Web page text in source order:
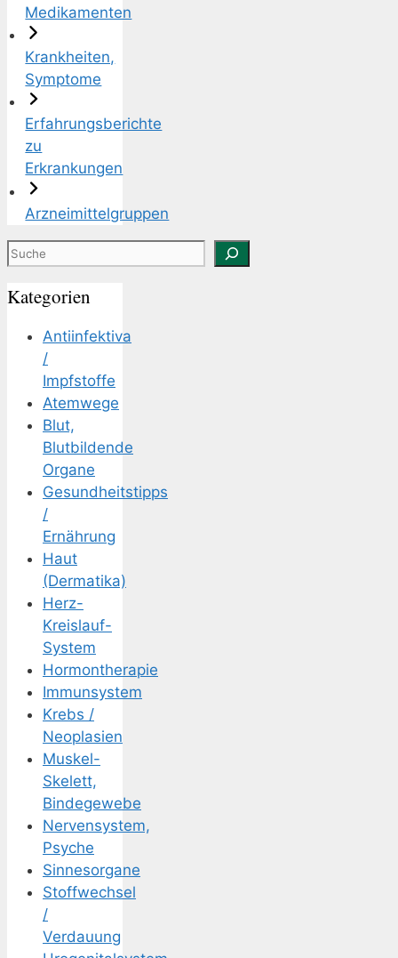
Medikamenten
Krankheiten,
Symptome
Erfahrungsberichte
zu
Erkrankungen
Arzneimittelgruppen
Suchen
Kategorien
Antiinfektiva
/
Impfstoffe
Atemwege
Blut,
Blutbildende
Organe
Gesundheitstipps
/
Ernährung
Haut
(Dermatika)
Herz-
Kreislauf-
System
Hormontherapie
Immunsystem
Krebs /
Neoplasien
Muskel-
Skelett,
Bindegewebe
Nervensystem,
Psyche
Sinnesorgane
Stoffwechsel
/
Verdauung